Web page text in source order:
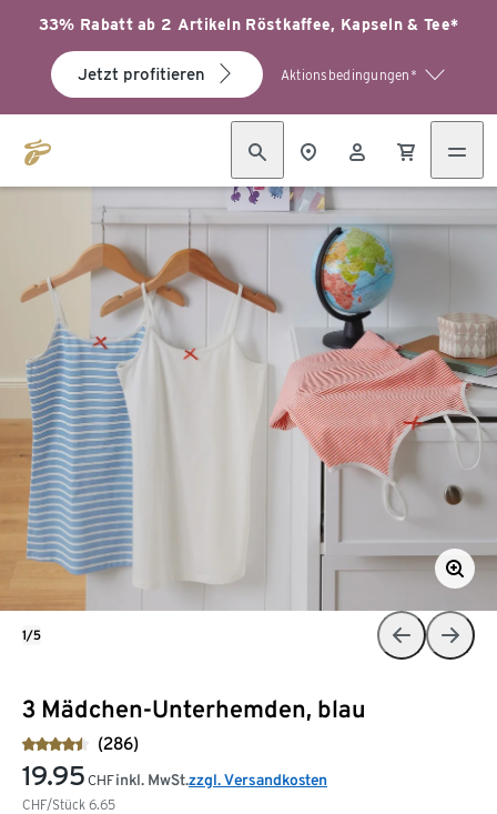
33% Rabatt ab 2 Artikeln Röstkaffee, Kapseln & Tee*
Jetzt profitieren Aktionsbedingungen*
3 Mädchen-Unterhemden, blau
(286)
19.95 CHF
CHF/Stück 6.65
inkl. MwSt.zzgl. Versandkosten
1/5